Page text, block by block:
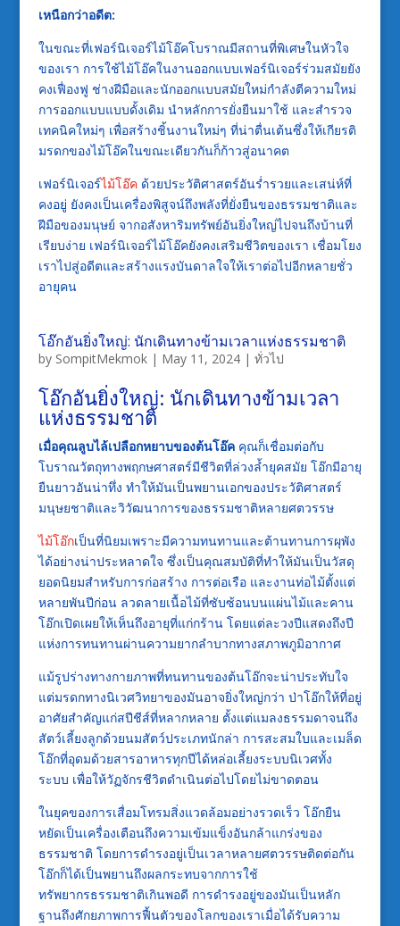
เหนือกว่าอดีต:
ในขณะที่เฟอร์นิเจอร์ไม้โอ๊คโบราณมีสถานที่พิเศษในหัวใจ
ของเรา การใช้ไม้โอ๊คในงานออกแบบเฟอร์นิเจอร์ร่วมสมัยยัง
คงเฟื่องฟู ช่างฝีมือและนักออกแบบสมัยใหม่กำลังตีความใหม่
การออกแบบแบบดั้งเดิม นำหลักการยั่งยืนมาใช้ และสำรวจ
เทคนิคใหม่ๆ เพื่อสร้างชิ้นงานใหม่ๆ ที่น่าตื่นเต้นซึ่งให้เกียรติ
มรดกของไม้โอ๊คในขณะเดียวกันก็ก้าวสู่อนาคต
เฟอร์นิเจอร์ไม้โอ๊คด้วยประวัติศาสตร์อันร่ำรวยและเสน่ห์ที่
คงอยู่ ยังคงเป็นเครื่องพิสูจน์ถึงพลังที่ยั่งยืนของธรรมชาติและ
ฝีมือของมนุษย์ จากอสังหาริมทรัพย์อันยิ่งใหญ่ไปจนถึงบ้านที่
เรียบง่าย เฟอร์นิเจอร์ไม้โอ๊คยังคงเสริมชีวิตของเรา เชื่อมโยง
เราไปสู่อดีตและสร้างแรงบันดาลใจให้เราต่อไปอีกหลายชั่ว
อายุคน
โอ๊กอันยิ่งใหญ่: นักเดินทางข้ามเวลาแห่งธรรมชาติ
by SompitMekmok| May 11, 2024| ทั่วไป
โอ๊กอันยิ่งใหญ่: นักเดินทางข้ามเวลา
แห่งธรรมชาติ
เมื่อคุณลูบไล้เปลือกหยาบของต้นโอ๊คคุณก็เชื่อมต่อกับ
โบราณวัตถุทางพฤกษศาสตร์มีชีวิตที่ล่วงล้ำยุคสมัย โอ๊กมีอายุ
ยืนยาวอันน่าทึ่ง ทำให้มันเป็นพยานเอกของประวัติศาสตร์
มนุษยชาติและวิวัฒนาการของธรรมชาติหลายศตวรรษ
ไม้โอ๊กเป็นที่นิยมเพราะมีความทนทานและต้านทานการผุพัง
ได้อย่างน่าประหลาดใจ ซึ่งเป็นคุณสมบัติที่ทำให้มันเป็นวัสดุ
ยอดนิยมสำหรับการก่อสร้าง การต่อเรือ และงานท่อไม้ตั้งแต่
หลายพันปีก่อน ลวดลายเนื้อไม้ที่ซับซ้อนบนแผ่นไม้และคาน
โอ๊กเปิดเผยให้เห็นถึงอายุที่แก่กร้าน โดยแต่ละวงปีแสดงถึงปี
แห่งการทนทานผ่านความยากลำบากทางสภาพภูมิอากาศ
แม้รูปร่างทางกายภาพที่ทนทานของต้นโอ๊กจะน่าประทับใจ
แต่มรดกทางนิเวศวิทยาของมันอาจยิ่งใหญ่กว่า ป่าโอ๊กให้ที่อยู่
อาศัยสำคัญแก่สปีชีส์ที่หลากหลาย ตั้งแต่แมลงธรรมดาจนถึง
สัตว์เลี้ยงลูกด้วยนมสัตว์ประเภทนักล่า การสะสมใบและเมล็ด
โอ๊กที่อุดมด้วยสารอาหารทุกปีได้หล่อเลี้ยงระบบนิเวศทั้ง
ระบบ เพื่อให้วัฏจักรชีวิตดำเนินต่อไปโดยไม่ขาดตอน
ในยุคของการเสื่อมโทรมสิ่งแวดล้อมอย่างรวดเร็ว โอ๊กยืน
หยัดเป็นเครื่องเตือนถึงความเข้มแข็งอันกล้าแกร่งของ
ธรรมชาติ โดยการดำรงอยู่เป็นเวลาหลายศตวรรษติดต่อกัน
โอ๊กก็ได้เป็นพยานถึงผลกระทบจากการใช้
ทรัพยากรธรรมชาติเกินพอดี การดำรงอยู่ของมันเป็นหลัก
ฐานถึงศักยภาพการฟื้นตัวของโลกของเราเมื่อได้รับความ